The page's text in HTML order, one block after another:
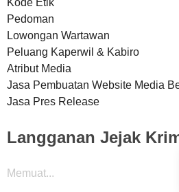
Pedoman
Lowongan Wartawan
Peluang Kaperwil & Kabiro
Atribut Media
Jasa Pembuatan Website Media
Jasa Pres Release
Langganan Jejak
Memuat...